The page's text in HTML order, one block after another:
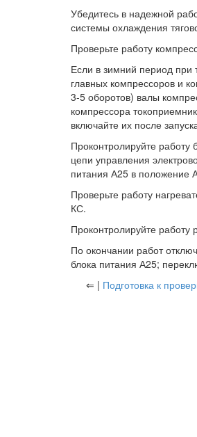
Убедитесь в надежной
системы охлаждения
Проверьте работу
Если в зимний период при
главных компрессоров и
3-5 оборотов) валы
компрессора
включайте их после
Проконтролируйте работу
цепи управления
питания А25 в положение
Проверьте работу
КС.
Проконтролируйте работу
По окончании работ
блока питания А25;
⇐ | Подготовка к